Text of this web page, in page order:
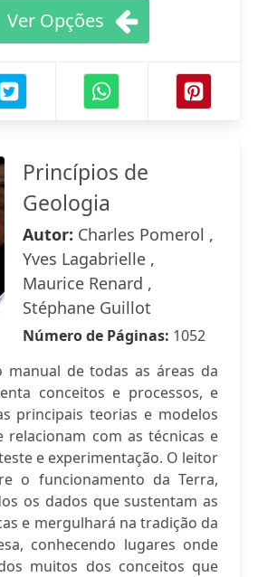
Ver Opções
Princípios de
Geologia
Autor: Charles Pomerol ,
Yves Lagabrielle ,
Maurice Renard ,
Stéphane Guillot
Número de Páginas: 1052
manual de todas as áreas da
conceitos e processos, e
principais teorias e modelos
relacionam com as técnicas e
e experimentação. O leitor
o funcionamento da Terra,
os dados que sustentam as
e mergulhará na tradição da
conhecendo lugares onde
muitos dos conceitos que